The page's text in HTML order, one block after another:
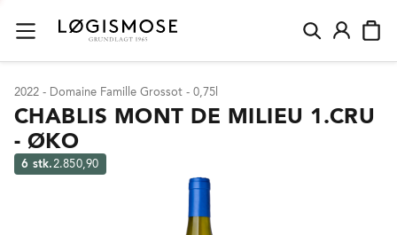
2022 - Domaine Famille Grossot - 0,75l
CHABLIS MONT DE MILIEU 1.CRU
- ØKO
6 stk.2.850,90